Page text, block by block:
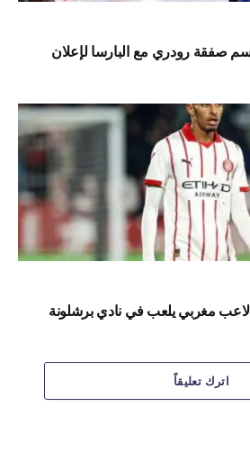
صفقة رودري مع البارسا لإعلان
مغربي يلعب في نادي برشلونة
اترك تعليقاً